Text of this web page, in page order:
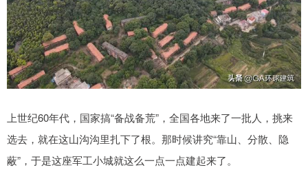
上世纪60年代，国家搞“备战备荒”，全国各地来了一批人，挑来
选去，就在这山沟沟里扎下了根。那时候讲究“靠山、分散、隐
蔽”，于是这座军工小城就这么一点一点建起来了。